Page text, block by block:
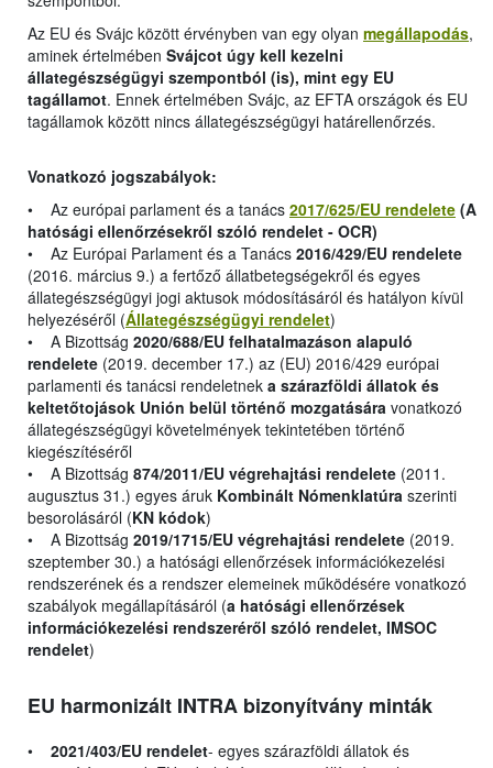
Az EU és Svájc között érvényben van egy olyan megállapodás,
aminek értelmében Svájcot úgy kell kezelni
állategészségügyi szempontból (is), mint egy EU
tagállamot. Ennek értelmében Svájc, az EFTA országok és EU
tagállamok között nincs állategészségügyi határellenőrzés.
Vonatkozó jogszabályok:
• Az európai parlament és a tanács 2017/625/EU rendelete (A
hatósági ellenőrzésekről szóló rendelet - OCR)
• Az Európai Parlament és a Tanács 2016/429/EU rendelete
(2016. március 9.) a fertőző állatbetegségekről és egyes
állategészségügyi jogi aktusok módosításáról és hatályon kívül
helyezéséről (Állategészségügyi rendelet)
• A Bizottság 2020/688/EU felhatalmazáson alapuló
rendelete (2019. december 17.) az (EU) 2016/429 európai
parlamenti és tanácsi rendeletnek a szárazföldi állatok és
keltetőtojások Unión belül történő mozgatására vonatkozó
állategészségügyi követelmények tekintetében történő
kiegészítéséről
• A Bizottság 874/2011/EU végrehajtási rendelete (2011.
augusztus 31.) egyes áruk Kombinált Nómenklatúra szerinti
besorolásáról (KN kódok)
• A Bizottság 2019/1715/EU végrehajtási rendelete (2019.
szeptember 30.) a hatósági ellenőrzések információkezelési
rendszerének és a rendszer elemeinek működésére vonatkozó
szabályok megállapításáról (a hatósági ellenőrzések
információkezelési rendszeréről szóló rendelet, IMSOC
rendelet)
EU harmonizált INTRA bizonyítvány minták
• 2021/403/EU rendelet- egyes szárazföldi állatok és